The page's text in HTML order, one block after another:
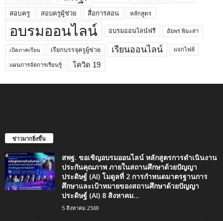
สอบครู สอบครูผู้ช่วย สื่อการสอน หลักสูตร
อบรมออนไลน์ อบรมออนไลน์ฟรี อัมพร พินะสา
เปิดภาคเรียน เรียกบรรจุครูผู้ช่วย เรียนออนไลน์ แจกไฟล์
แผนการจัดการเรียนรู้ โควิด 19
ข่าวมากยิ่งขึ้น
สพฐ. ขอเชิญอบรมออนไลน์ หลักสูตรการดำเนินงาน
ประกันคุณภาพ ภายในสถานศึกษาด้วยปัญญา
ประดิษฐ์ (AI) โมดูลที่ 2 การกำหนดมาตรฐานการ
ศึกษาและเป้าหมายของสถานศึกษาด้วยปัญญา
ประดิษฐ์ (AI) 8 สิงหาคม...
5 สิงหาคม 2569